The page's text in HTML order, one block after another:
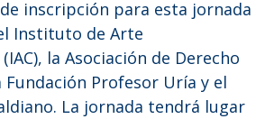
inscripción para esta jornada
Instituto de Arte
la Asociación de Derecho
Fundación Profesor Uría y el
La jornada tendrá lugar